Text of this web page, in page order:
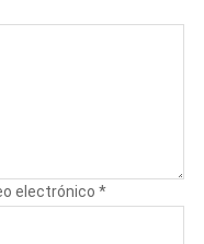
electrónico*